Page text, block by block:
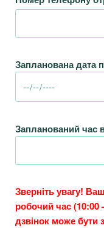
Запланована дата
Запланований час
Зверніть увагу!
робочий час (10:00
дзвінок може бути